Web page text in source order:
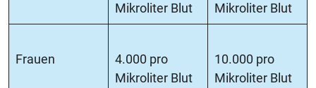
Mikroliter Blut
Mikroliter Blut
Frauen
4.000 pro
Mikroliter Blut
10.000 pro
Mikroliter Blut